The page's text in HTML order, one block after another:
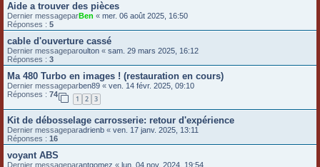
Aide a trouver des pièces
Dernier messageparBen « mer. 06 août 2025, 16:50
Réponses : 5
cable d'ouverture cassé
Dernier messageparoulton « sam. 29 mars 2025, 16:12
Réponses : 3
Ma 480 Turbo en images ! (restauration en cours)
Dernier messageparben89 « ven. 14 févr. 2025, 09:10
Réponses : 74
1 2 3
Kit de débosselage carrosserie: retour d'expérience
Dernier messageparadrienb « ven. 17 janv. 2025, 13:11
Réponses : 16
voyant ABS
Dernier messageparantgomez « lun. 04 nov. 2024, 19:54